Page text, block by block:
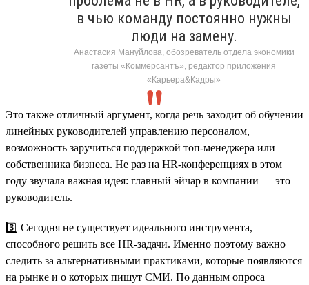
в чью команду постоянно нужны
люди на замену.
Анастасия Мануйлова, обозреватель отдела экономики
газеты «Коммерсантъ», редактор приложения
«Карьера&Кадры»
Это также отличный аргумент, когда речь заходит об обучении
линейных руководителей управлению персоналом,
возможность заручиться поддержкой топ-менеджера или
собственника бизнеса. Не раз на HR-конференциях в этом
году звучала важная идея: главный эйчар в компании — это
руководитель.
3️⃣ Сегодня не существует идеального инструмента,
способного решить все HR-задачи. Именно поэтому важно
следить за альтернативными практиками, которые появляются
на рынке и о которых пишут СМИ. По данным опроса